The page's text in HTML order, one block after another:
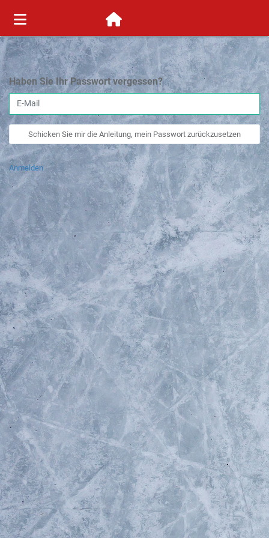
Haben Sie Ihr Passwort vergessen?
Anmelden